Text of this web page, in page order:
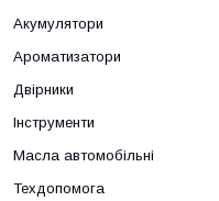
Акумулятори
Ароматизатори
Двірники
Інструменти
Масла автомобільні
Техдопомога